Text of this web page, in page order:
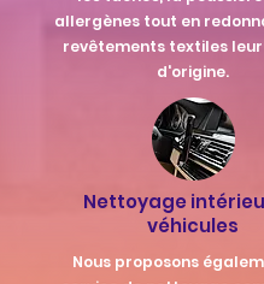
allergènes tout en
revêtements textiles
d'origine.
Nettoyage
véhicules
Nous proposons